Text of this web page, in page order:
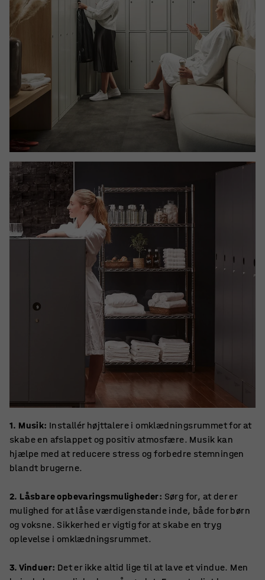
1. Musik: Installér højttalere i omklædningsrummet for at
skabe en afslappet og positiv atmosfære. Musik kan
hjælpe med at reducere stress og forbedre stemningen
blandt brugerne.
2. Låsbare opbevaringsmuligheder: Sørg for, at der er
mulighed for at låse værdigenstande inde, både for børn
og voksne. Sikkerhed er vigtig for at skabe en tryg
oplevelse i omklædningsrummet.
3. Vinduer: Det er ikke altid lige til at lave et vindue. Men